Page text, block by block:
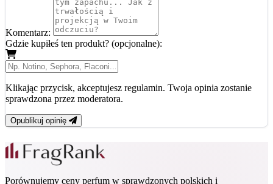
Komentarz:
Gdzie kupiłeś ten produkt? (opcjonalne):
Klikając przycisk, akceptujesz regulamin. Twoja opinia zostanie
sprawdzona przez moderatora.
Opublikuj opinię
Porównujemy ceny perfum w sprawdzonych polskich i